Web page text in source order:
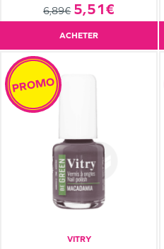
6,89€ 5,51€
ACHETER
VITRY
PROMO